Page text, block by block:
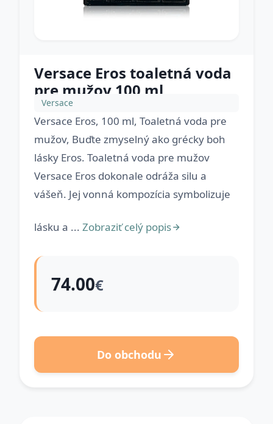
Versace Eros toaletná voda
pre mužov 100 ml
Versace
Versace Eros, 100 ml, Toaletná voda pre
mužov, Buďte zmyselný ako grécky boh
lásky Eros. Toaletná voda pre mužov
Versace Eros dokonale odráža silu a
vášeň. Jej vonná kompozícia symbolizuje
lásku a ... Zobraziť celý popis
74.00€
Do obchodu